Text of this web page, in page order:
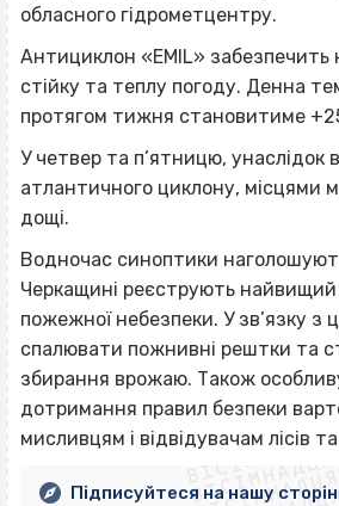
обласного гідрометцентру.
Антициклон «EMIL» забезпечить
стійку та теплу погоду. Денна
протягом тижня становитиме
У четвер та п’ятницю, унаслідок
атлантичного циклону, місцями
дощі.
Водночас синоптики
Черкащині реєструють найвищий
пожежної небезпеки. У зв’язку з
спалювати пожнивні рештки та
збирання врожаю. Також
дотримання правил безпеки
мисливцям і відвідувачам лісів
Підписуйтеся на нашу